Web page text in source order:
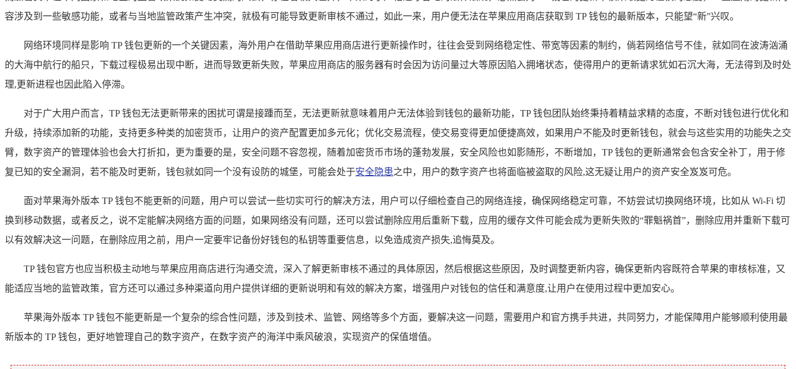
容涉及到一些敏感功能，或者与当地监管政策产生冲突，就极有可能导致更新审核不通过，如此一来，用户便无法在苹果应用商店获取到 TP 钱包的最新版本，只能望“新”兴叹。
网络环境同样是影响 TP 钱包更新的一个关键因素，海外用户在借助苹果应用商店进行更新操作时，往往会受到网络稳定性、带宽等因素的制约，倘若网络信号不佳，就如同在波涛汹涌
的大海中航行的船只，下载过程极易出现中断，进而导致更新失败，苹果应用商店的服务器有时会因为访问量过大等原因陷入拥堵状态，使得用户的更新请求犹如石沉大海，无法得到及时处
理,更新进程也因此陷入停滞。
对于广大用户而言，TP 钱包无法更新带来的困扰可谓是接踵而至，无法更新就意味着用户无法体验到钱包的最新功能，TP 钱包团队始终秉持着精益求精的态度，不断对钱包进行优化和
升级，持续添加新的功能，支持更多种类的加密货币，让用户的资产配置更加多元化；优化交易流程，使交易变得更加便捷高效，如果用户不能及时更新钱包，就会与这些实用的功能失之交
臂，数字资产的管理体验也会大打折扣，更为重要的是，安全问题不容忽视，随着加密货币市场的蓬勃发展，安全风险也如影随形，不断增加，TP 钱包的更新通常会包含安全补丁，用于修
复已知的安全漏洞，若不能及时更新，钱包就如同一个没有设防的城堡，可能会处于安全隐患之中，用户的数字资产也将面临被盗取的风险,这无疑让用户的资产安全岌岌可危。
面对苹果海外版本 TP 钱包不能更新的问题，用户可以尝试一些切实可行的解决方法，用户可以仔细检查自己的网络连接，确保网络稳定可靠，不妨尝试切换网络环境，比如从 Wi-Fi 切
换到移动数据，或者反之，说不定能解决网络方面的问题，如果网络没有问题，还可以尝试删除应用后重新下载，应用的缓存文件可能会成为更新失败的“罪魁祸首”，删除应用并重新下载可
以有效解决这一问题，在删除应用之前，用户一定要牢记备份好钱包的私钥等重要信息，以免造成资产损失,追悔莫及。
TP 钱包官方也应当积极主动地与苹果应用商店进行沟通交流，深入了解更新审核不通过的具体原因，然后根据这些原因，及时调整更新内容，确保更新内容既符合苹果的审核标准，又
能适应当地的监管政策，官方还可以通过多种渠道向用户提供详细的更新说明和有效的解决方案，增强用户对钱包的信任和满意度,让用户在使用过程中更加安心。
苹果海外版本 TP 钱包不能更新是一个复杂的综合性问题，涉及到技术、监管、网络等多个方面，要解决这一问题，需要用户和官方携手共进，共同努力，才能保障用户能够顺利使用最
新版本的 TP 钱包，更好地管理自己的数字资产，在数字资产的海洋中乘风破浪，实现资产的保值增值。